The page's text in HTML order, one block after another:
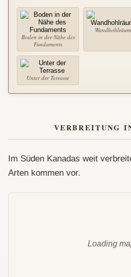
Boden in der Nähe des
Fundaments
Unter der Terrasse
VERBREITUNG
Im Süden Kanadas weit
Arten kommen vor.
Loading